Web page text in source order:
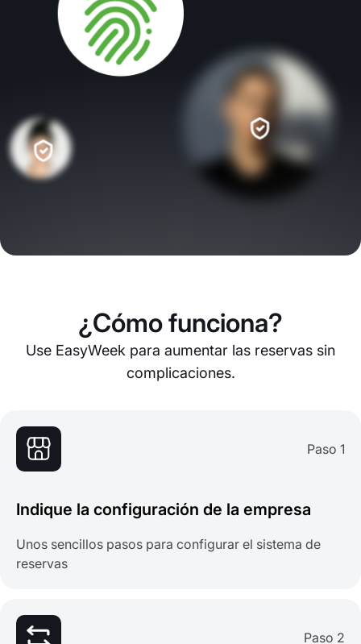
¿Cómo funciona?
Use EasyWeek para aumentar las reservas sin
complicaciones.
Paso 1
Indique la configuración de la empresa
Unos sencillos pasos para configurar el sistema de
reservas
Paso 2